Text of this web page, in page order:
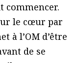
commencer.
le cœur par
à l’OM d’être
de se